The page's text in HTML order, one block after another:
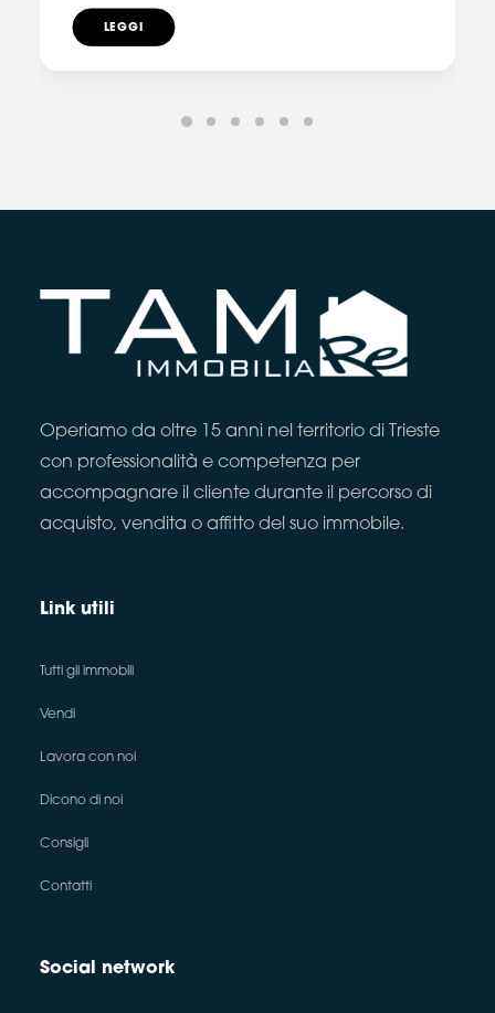
LEGGI
Operiamo da oltre 15 anni nel territorio di Trieste
con professionalità e competenza per
accompagnare il cliente durante il percorso di
acquisto, vendita o affitto del suo immobile.
Link utili
Tutti gli immobili
Vendi
Lavora con noi
Dicono di noi
Consigli
Contatti
Social network